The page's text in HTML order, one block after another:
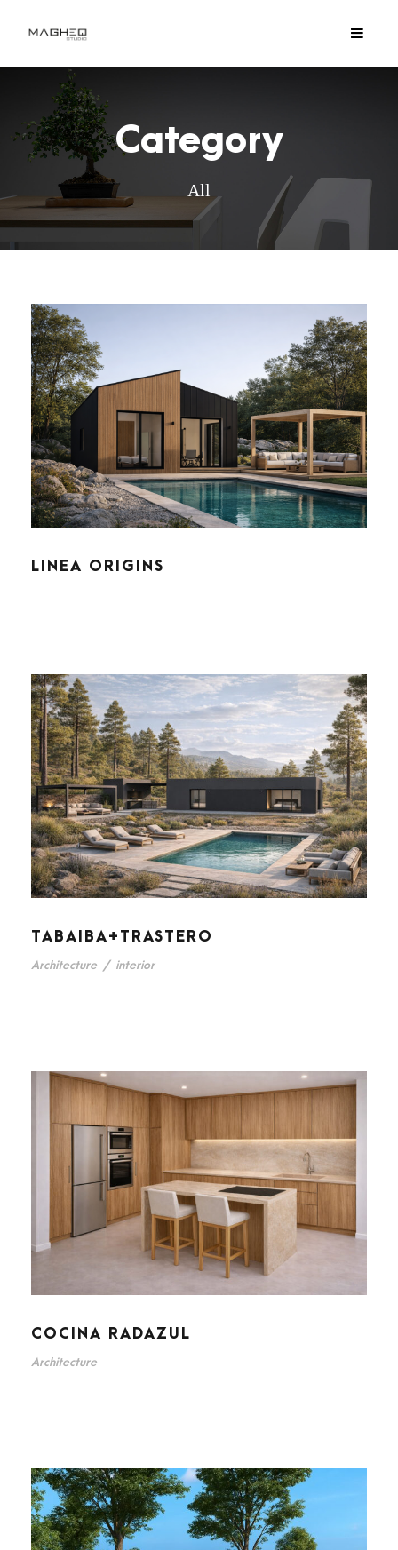
Category
All
LINEA ORIGINS
TABAIBA+TRASTERO
Architecture / interior
COCINA RADAZUL
Architecture